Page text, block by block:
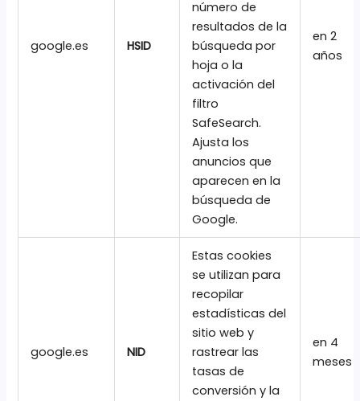
google.es HSID
número de
resultados de la
búsqueda por
hoja o la
activación del
filtro
SafeSearch.
Ajusta los
anuncios que
aparecen en la
búsqueda de
Google.
en 2
años
google.es NID
Estas cookies
se utilizan para
recopilar
estadísticas del
sitio web y
rastrear las
tasas de
conversión y la
en 4
meses